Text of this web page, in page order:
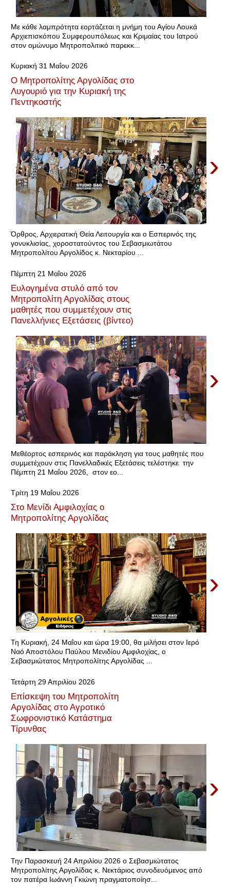
Με κάθε λαμπρότητα εορτάζεται η μνήμη του Αγίου Λουκά
Αρχιεπισκόπου Συμφερουπόλεως και Κριμαίας του Ιατρού
στον ομώνυμο Μητροπολιτικό παρεκκ...
Κυριακή 31 Μαΐου 2026
Ο Μητροπολίτης Αργολίδας στο
Λυγουριό για την Κυριακή της
Πεντηκοστής
›
Όρθρος, Αρχιερατική Θεία Λειτουργία και ο Εσπερινός της
γονυκλισίας, χοροστατούντος του Σεβασμιωτάτου
Μητροπολίτου Αργολίδος κ. Νεκταρίου ...
Πέμπτη 21 Μαΐου 2026
Ευλογημένα στυλό από τον
Μητροπολίτη Αργολίδας στους
μαθητές που συμμετέχουν στις
Πανελλήνιες Εξετάσεις (βίντεο)
›
Μεθέορτος εσπερινός και παράκληση για τους μαθητές που
συμμετέχουν στις Πανελλαδικές Εξετάσεις τελέστηκε την
Πέμπτη 21 Μαΐου 2026, στον εο...
Τρίτη 19 Μαΐου 2026
Στο Μενίδι Αμφιλοχίας ο
Μητροπολίτης Αργολίδας
›
Τη Κυριακή, 24 Μαΐου και ώρα 19:00, θα μιλήσει στον Ιερό
Ναό Αποστόλου Παύλου Μενιδίου Αμφιλοχίας, ο
Σεβασμιώτατος Μητροπολίτης Αργολίδας ...
Τετάρτη 29 Απριλίου 2026
Επίσκεψη του Μητροπολίτη
Αργολίδας στο Αγροτικό
Σωφρονιστικό Κατάστημα
Τίρυνθας
›
Την Παρασκευή 24 Απριλίου 2026 ο Σεβασμιώτατος
Μητροπολίτης Αργολίδας κ. Νεκτάριος συνοδευόμενος από
τον πατέρα Ιωάννη Γκιώνη πραγματοποίησ...